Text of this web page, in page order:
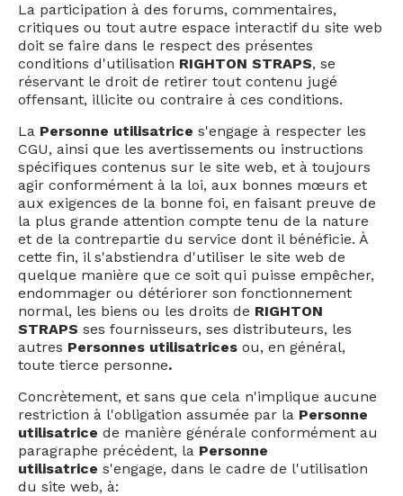
La participation à des forums, commentaires,
critiques ou tout autre espace interactif du site web
doit se faire dans le respect des présentes
conditions d'utilisation RIGHTON STRAPS, se
réservant le droit de retirer tout contenu jugé
offensant, illicite ou contraire à ces conditions.
La Personne utilisatrice s'engage à respecter les
CGU, ainsi que les avertissements ou instructions
spécifiques contenus sur le site web, et à toujours
agir conformément à la loi, aux bonnes mœurs et
aux exigences de la bonne foi, en faisant preuve de
la plus grande attention compte tenu de la nature
et de la contrepartie du service dont il bénéficie. À
cette fin, il s'abstiendra d'utiliser le site web de
quelque manière que ce soit qui puisse empêcher,
endommager ou détériorer son fonctionnement
normal, les biens ou les droits de RIGHTON
STRAPS ses fournisseurs, ses distributeurs, les
autres Personnes utilisatrices ou, en général,
toute tierce personne.
Concrètement, et sans que cela n'implique aucune
restriction à l'obligation assumée par la Personne
utilisatrice de manière générale conformément au
paragraphe précédent, la Personne
utilisatrice s'engage, dans le cadre de l'utilisation
du site web, à: